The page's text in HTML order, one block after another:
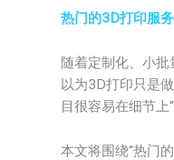
热门的3D打印服
随着定制化、小
以为3D打印只是
目很容易在细节上“
本文将围绕“热门